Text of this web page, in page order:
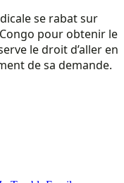
se rabat sur
pour obtenir le
le droit d’aller en
de sa demande.